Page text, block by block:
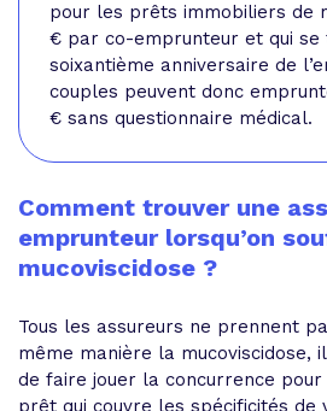
pour les prêts immobiliers de
€ par co-emprunteur et qui
soixantième anniversaire de
couples peuvent donc
€ sans questionnaire médical.
Comment trouver une
emprunteur lorsqu’on
mucoviscidose ?
Tous les assureurs ne prennent
même manière la mucoviscidose,
de faire jouer la concurrence
prêt qui couvre les spécificités de